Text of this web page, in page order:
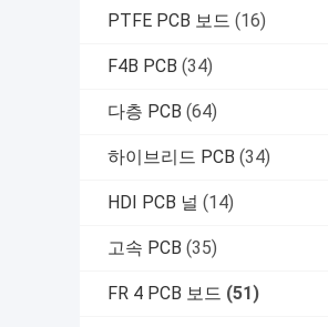
PTFE PCB 보드 (16)
F4B PCB (34)
다층 PCB (64)
하이브리드 PCB (34)
HDI PCB 널 (14)
고속 PCB (35)
FR 4 PCB 보드 (51)